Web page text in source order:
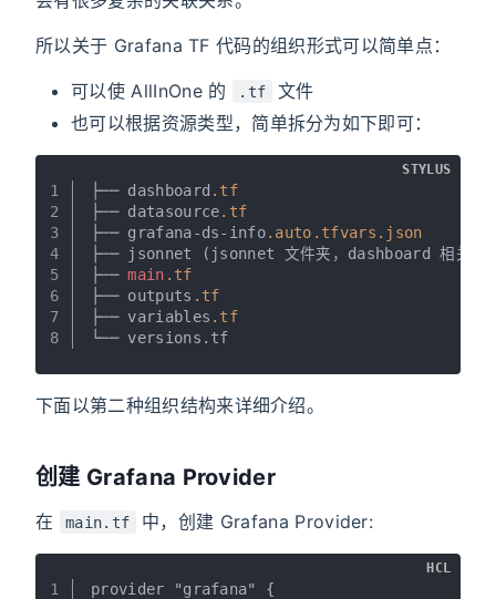
所以关于 Grafana TF 代码的组织形式可以简单点：
可以使 AllInOne 的 .tf
文件
也可以根据资源类型，简单拆分为如下即可：
1
2
3
4
5
6
7
8
├── dashboard .tf
├── datasource.tf
├── grafana-ds-info.auto .tfvars .json
├── jsonnet (jsonnet 文件夹，dashboard 相关内容
├── main .tf
├── outputs .tf
├── variables .tf
└── versions.tf
STYLUS
下面以第二种组织结构来详细介绍。
创建 Grafana Provider
在 main.tf 中，创建 Grafana Provider:
1
provider "grafana" {
HCL